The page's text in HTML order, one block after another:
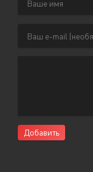
Добавить